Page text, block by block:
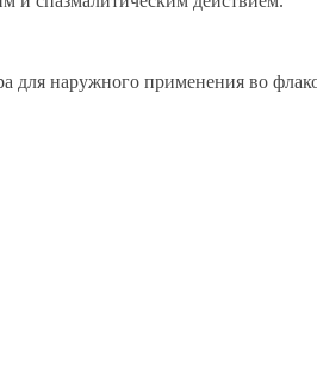
для наружного применения во